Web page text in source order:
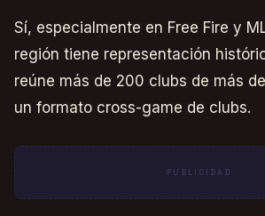
Sí, especialmente en Free Fire y
región tiene representación
reúne más de 200 clubs de más
un formato cross-game de clubs.
PUBLICIDAD